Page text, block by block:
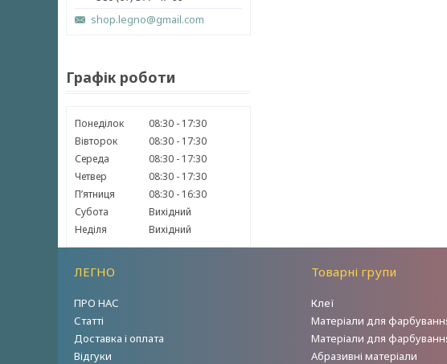
shop.legno@gmail.com
Графік роботи
Понеділок 08:30
17:30
Вівторок
08:30
17:30
Середа
08:30
17:30
Четвер
08:30
17:30
Пʼятниця
08:30
16:30
Субота
Вихідний
Неділя
Вихідний
ЛЕГНО
ПРО НАС
Статті
Доставка і оплата
Відгуки
Товарні групи
Клеї
Матеріали для
Матеріали для
Абразивні матеріали